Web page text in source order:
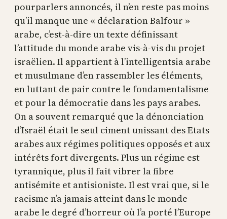
pourparlers annoncés, il n’en reste pas moins
qu’il manque une « déclaration Balfour »
arabe, c’est-à-dire un texte définissant
l’attitude du monde arabe vis-à-vis du projet
israëlien. Il appartient à l’intelligentsia arabe
et musulmane d’en rassembler les éléments,
en luttant de pair contre le fondamentalisme
et pour la démocratie dans les pays arabes.
On a souvent remarqué que la dénonciation
d’Israël était le seul ciment unissant des Etats
arabes aux régimes politiques opposés et aux
intérêts fort divergents. Plus un régime est
tyrannique, plus il fait vibrer la fibre
antisémite et antisioniste. Il est vrai que, si le
racisme n’a jamais atteint dans le monde
arabe le degré d’horreur où l’a porté l’Europe